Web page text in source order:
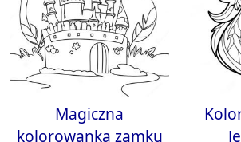
Magiczna
kolorowanka zamku